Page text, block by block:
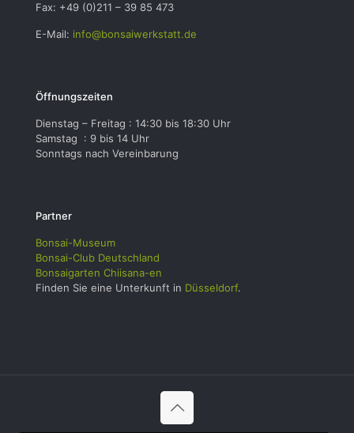
Fax: +49 (0)211 – 39 85 473
E-Mail: info@bonsaiwerkstatt.de
Öffnungszeiten
Dienstag – Freitag : 14:30 bis 18:30 Uhr
Samstag : 9 bis 14 Uhr
Sonntags nach Vereinbarung
Partner
Bonsai-Museum
Bonsai-Club Deutschland
Bonsaigarten Chiisana-en
Finden Sie eine Unterkunft in Düsseldorf.